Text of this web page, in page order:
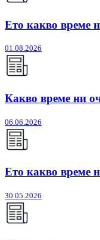
Ето какво време
01.08.2026
Какво време ни
06.06.2026
Ето какво време
30.05.2026